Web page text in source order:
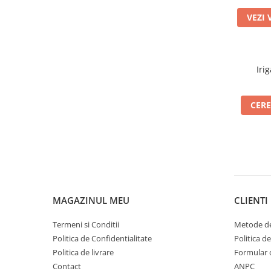
VEZI
MAGAZINUL MEU
Termeni si Conditii
Politica de Confidentialitate
Politica de livrare
Contact
CLIENTI
Metode
Politica
Formular
ANPC